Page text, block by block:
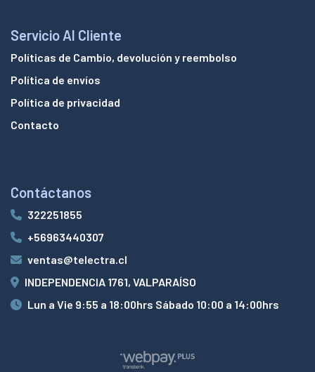
Servicio Al Cliente
Políticas de Cambio, devolución y reembolso
Política de envíos
Política de privacidad
Contacto
Contáctanos
322251855
+56963440307
ventas@telectra.cl
INDEPENDENCIA 1761, VALPARAÍSO
Lun a Vie 9:55 a 18:00hrs Sábado 10:00 a 14:00hrs